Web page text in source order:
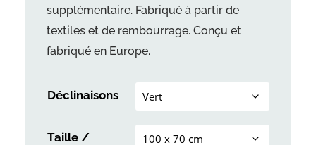
supplémentaire. Fabriqué à partir de
textiles et de rembourrage. Conçu et
fabriqué en Europe.
Déclinaisons
Taille /